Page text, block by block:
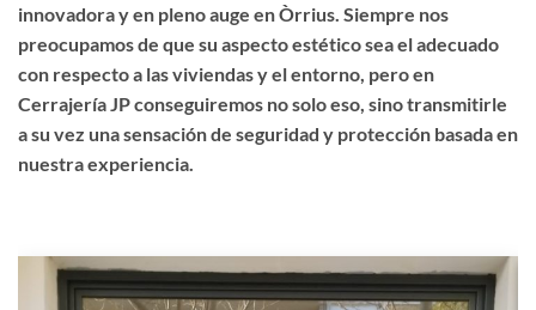
innovadora y en pleno auge en Òrrius. Siempre nos
preocupamos de que su aspecto estético sea el adecuado
con respecto a las viviendas y el entorno, pero en
Cerrajería JP conseguiremos no solo eso, sino transmitirle
a su vez una sensación de seguridad y protección basada en
nuestra experiencia.